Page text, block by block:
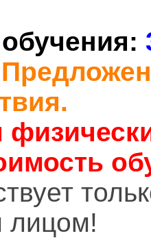
лицом!